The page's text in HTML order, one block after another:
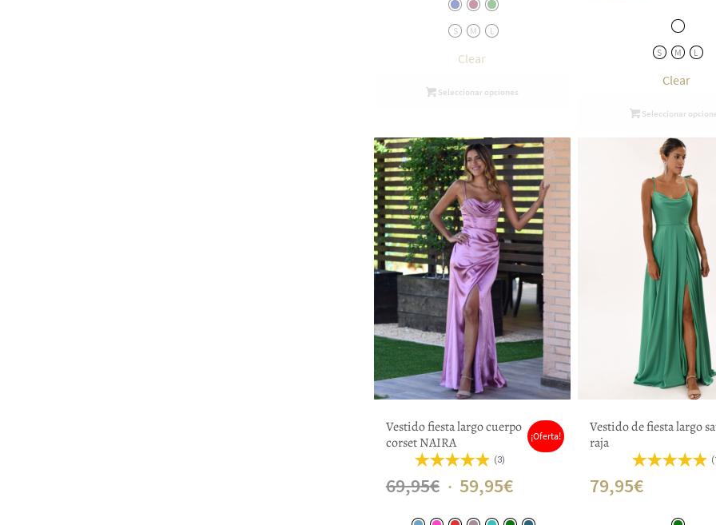
S M L
Clear
Seleccionar opciones
S M L
Clear
Seleccionar
Vestido fiesta largo cuerpo
corset NAIRA
(3)
69,95€ El
precio
59,95€El
precio
¡Oferta!
Vestido de fiesta largo
raja
79,95€